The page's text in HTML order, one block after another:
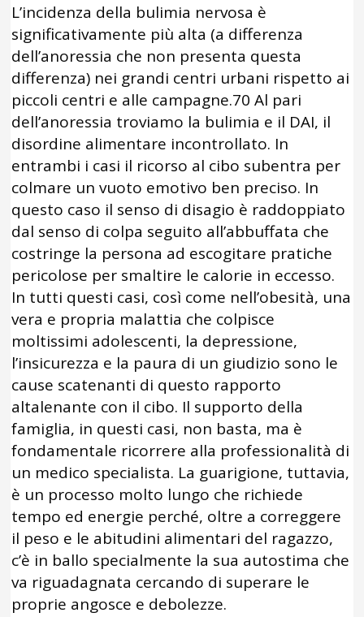
L’incidenza della bulimia nervosa è
significativamente più alta (a differenza
dell’anoressia che non presenta questa
differenza) nei grandi centri urbani rispetto ai
piccoli centri e alle campagne.70 Al pari
dell’anoressia troviamo la bulimia e il DAI, il
disordine alimentare incontrollato. In
entrambi i casi il ricorso al cibo subentra per
colmare un vuoto emotivo ben preciso. In
questo caso il senso di disagio è raddoppiato
dal senso di colpa seguito all’abbuffata che
costringe la persona ad escogitare pratiche
pericolose per smaltire le calorie in eccesso.
In tutti questi casi, così come nell’obesità, una
vera e propria malattia che colpisce
moltissimi adolescenti, la depressione,
l’insicurezza e la paura di un giudizio sono le
cause scatenanti di questo rapporto
altalenante con il cibo. Il supporto della
famiglia, in questi casi, non basta, ma è
fondamentale ricorrere alla professionalità di
un medico specialista. La guarigione, tuttavia,
è un processo molto lungo che richiede
tempo ed energie perché, oltre a correggere
il peso e le abitudini alimentari del ragazzo,
c’è in ballo specialmente la sua autostima che
va riguadagnata cercando di superare le
proprie angosce e debolezze.